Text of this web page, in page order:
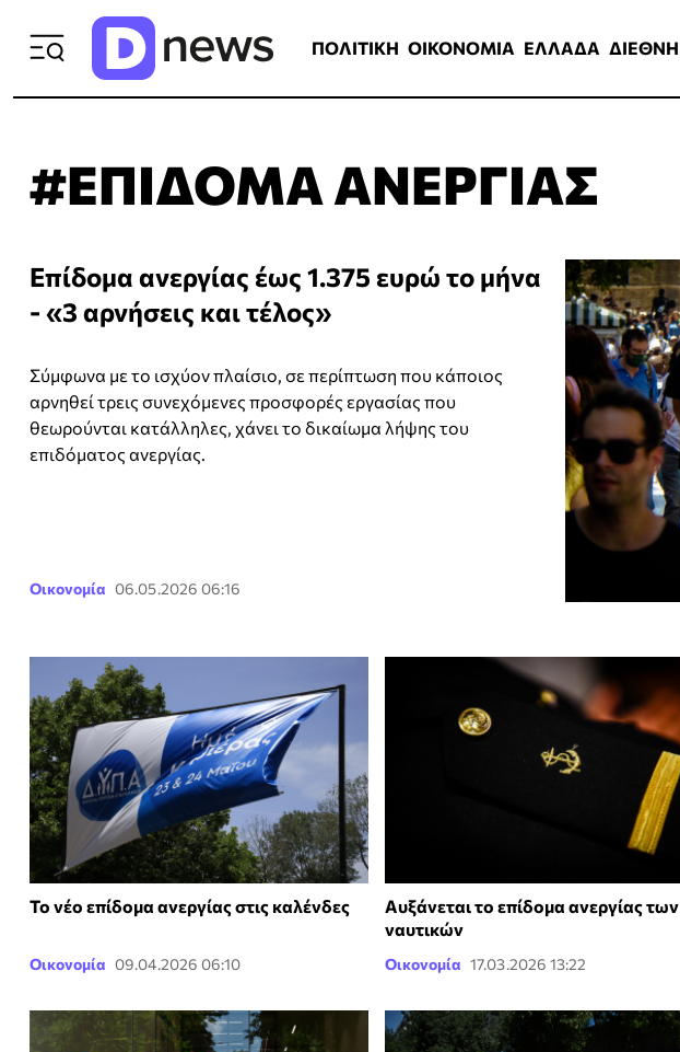
ΠΟΛΙΤΙΚΗ ΟΙΚΟΝΟΜΙΑ ΕΛΛΑΔΑ ΔΙΕΘΝΗ
#ΕΠΙΔΟΜΑ ΑΝΕΡΓΙΑΣ
Επίδομα ανεργίας έως 1.375 ευρώ το μήνα
- «3 αρνήσεις και τέλος»
Σύμφωνα με το ισχύον πλαίσιο, σε περίπτωση που κάποιος
αρνηθεί τρεις συνεχόμενες προσφορές εργασίας που
θεωρούνται κατάλληλες, χάνει το δικαίωμα λήψης του
επιδόματος ανεργίας.
Οικονομία 06.05.2026 06:16
Το νέο επίδομα ανεργίας στις καλένδες
Οικονομία 09.04.2026 06:10
Αυξάνεται το επίδομα ανεργίας των
ναυτικών
Οικονομία 17.03.2026 13:22